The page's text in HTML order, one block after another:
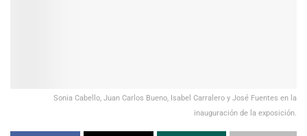
Sonia Cabello, Juan Carlos Bueno, Isabel Carralero y José Fuentes en la
inauguración de la exposición.